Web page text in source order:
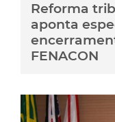
Reforma
aponta
FENACON